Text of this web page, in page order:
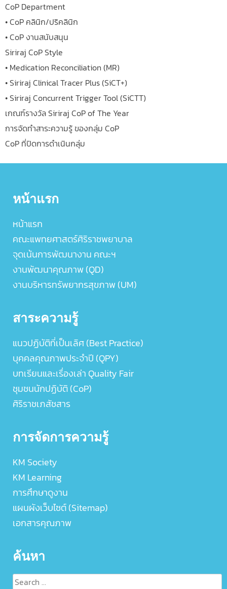
CoP Department
• CoP คลินิก/ปริคลินิก
• CoP งานสนับสนุน
Siriraj CoP Style
• Medication Reconciliation (MR)
• Siriraj Clinical Tracer Plus (SiCT+)
• Siriraj Concurrent Trigger Tool (SiCTT)
เกณฑ์รางวัล Siriraj CoP of The Year
การจัดทำสาระความรู้ ของกลุ่ม CoP
CoP ที่ปิดการดำเนินกลุ่ม
หน้าแรก
หน้าแรก
คณะแพทยศาสตร์ศิริราชพยาบาล
จุดเน้นการพัฒนางาน คณะฯ
งานพัฒนาคุณภาพ (QD)
งานบริหารทรัพยากรสุขภาพ (UM)
สาระความรู้
แนวปฏิบัติที่เป็นเลิศ (Best Practice)
บุคคลคุณภาพประจำปี (QPY)
บทเรียนและเรื่องเล่า Quality Fair
ชุมชนนักปฏิบัติ (CoP)
ศิริราชเภสัชสาร
การจัดการความรู้
KM Society
KM Learning
การศึกษาดูงาน
แผนผังเว็บไซต์ (Sitemap)
เอกสารคุณภาพ
ค้นหา
Search